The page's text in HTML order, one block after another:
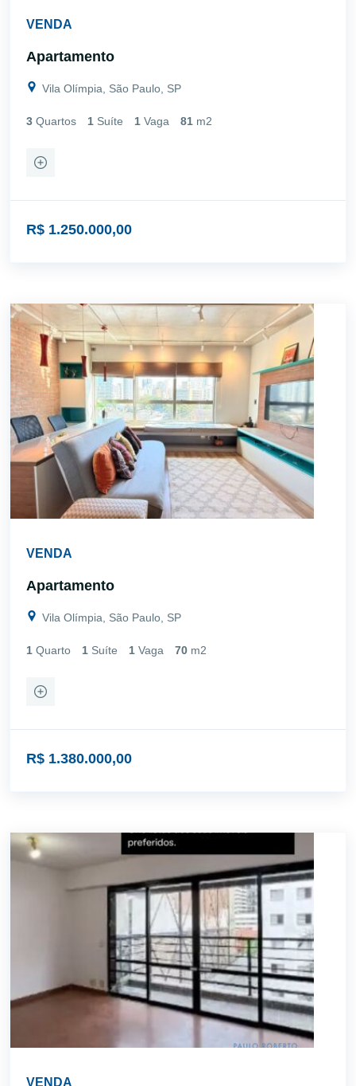
VENDA
Apartamento
Vila Olímpia, São Paulo, SP
3 Quartos 1 Suíte 1 Vaga 81 m2
R$ 1.250.000,00
VENDA
Apartamento
Vila Olímpia, São Paulo, SP
1 Quarto 1 Suíte 1 Vaga 70 m2
R$ 1.380.000,00
VENDA